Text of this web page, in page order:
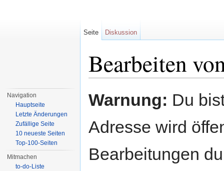
Bearbeiten
Warnung: Du
Adresse wird
Bearbeitungen
Seite Diskussion
Navigation
Hauptseite
Letzte Änderungen
Zufällige Seite
10 neueste Seiten
Top-100-Seiten
Mitmachen
to-do-Liste